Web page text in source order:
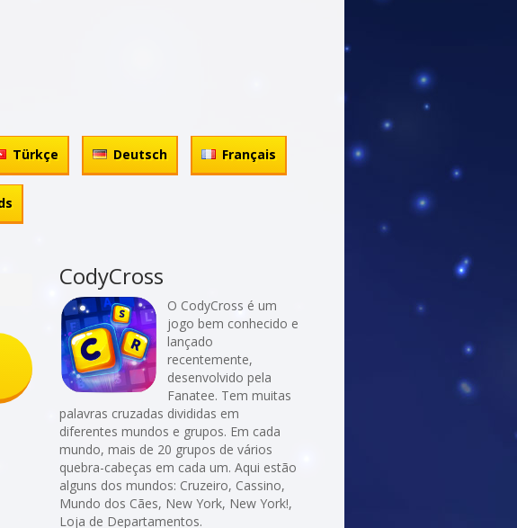
Türkçe Deutsch Français
CodyCross
O CodyCross é um
jogo bem conhecido e
lançado
recentemente,
desenvolvido pela
Fanatee. Tem muitas
palavras cruzadas divididas em
diferentes mundos e grupos. Em cada
mundo, mais de 20 grupos de vários
quebra-cabeças em cada um. Aqui estão
alguns dos mundos: Cruzeiro, Cassino,
Mundo dos Cães, New York, New York!,
Loja de Departamentos.